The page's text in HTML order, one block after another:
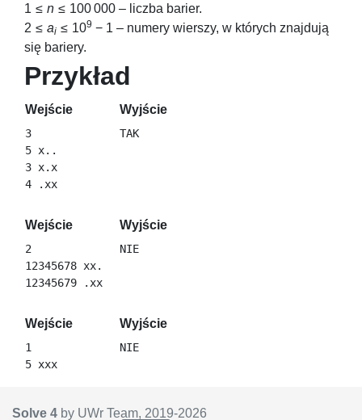
1 ≤ n ≤ 100 000 – liczba barier.
2 ≤ ai ≤ 109 − 1 – numery wierszy, w których znajdują
się bariery.
Przykład
Wejście Wyjście
3
5 x..
3 x.x
Wejście Wyjście
2
12345678 xx.
Wejście Wyjście
1
Solve 4 by UWr Team, 2019-2026